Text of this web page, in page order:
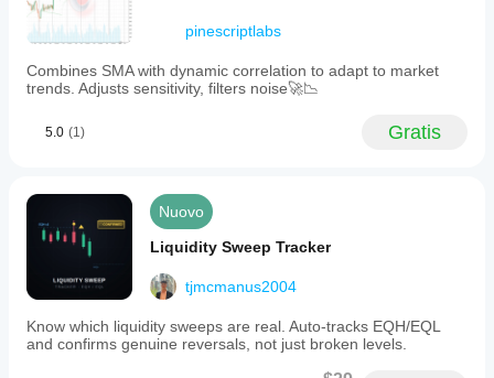
pinescriptlabs
Combines SMA with dynamic correlation to adapt to market
trends. Adjusts sensitivity, filters noise🚀📉
5.0 (1) Gratis
Nuovo
Liquidity Sweep Tracker
tjmcmanus2004
Know which liquidity sweeps are real. Auto-tracks EQH/EQL
and confirms genuine reversals, not just broken levels.